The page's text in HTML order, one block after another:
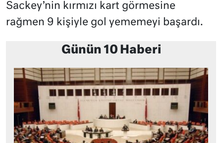
Sackey’nin kırmızı kart görmesine
rağmen 9 kişiyle gol yememeyi başardı.
Günün 10 Haberi